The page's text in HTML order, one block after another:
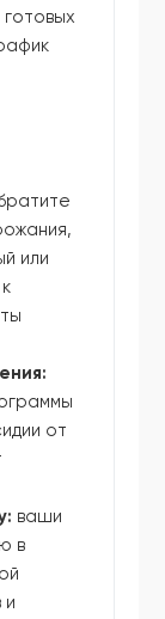
готовых
или
от
ваши
в
и